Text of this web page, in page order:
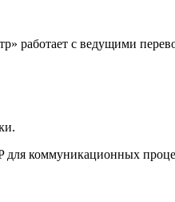
работает с ведущими
коммуникационных